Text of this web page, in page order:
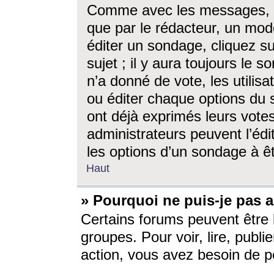
Comme avec les
que par le rédacteur, un
éditer un sondage, cliquez
sujet ; il y aura toujours le
n’a donné de vote, les
ou éditer chaque options du
ont déjà exprimés leurs
administrateurs peuvent
les options d’un sondage à
Haut
» Pourquoi ne puis-je pas
Certains forums peuvent être
groupes. Pour voir, lire,
action, vous avez besoin de